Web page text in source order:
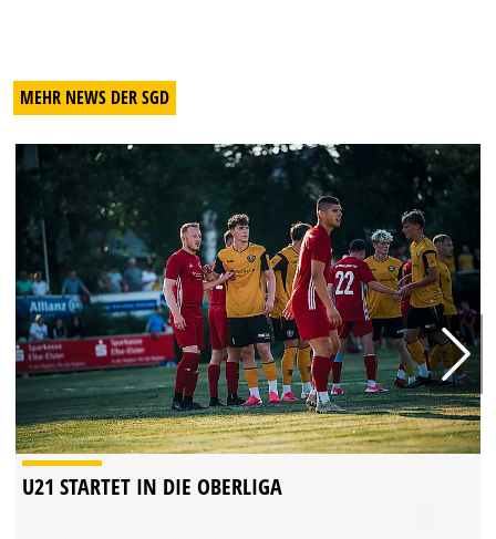
MEHR NEWS DER SGD
U21 STARTET IN DIE OBERLIGA